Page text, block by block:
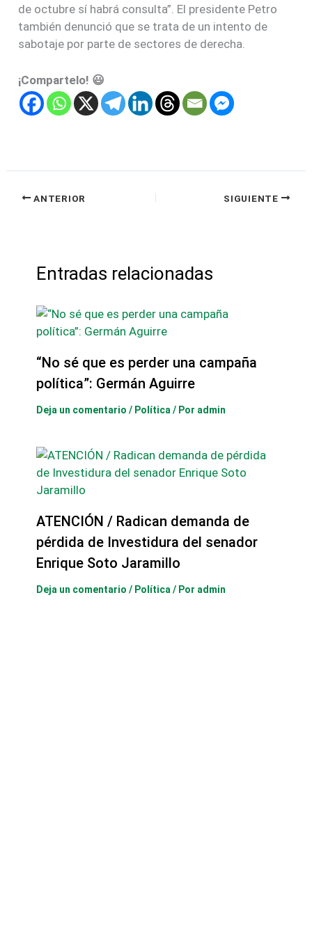
de octubre sí habrá consulta”. El presidente Petro
también denunció que se trata de un intento de
sabotaje por parte de sectores de derecha.
¡Compartelo! 😃
ANTERIOR SIGUIENTE
Entradas relacionadas
“No sé que es perder una campaña
política”: Germán Aguirre
Deja un comentario / Política/ Por admin
ATENCIÓN / Radican demanda de
pérdida de Investidura del senador
Enrique Soto Jaramillo
Deja un comentario / Política/ Por admin